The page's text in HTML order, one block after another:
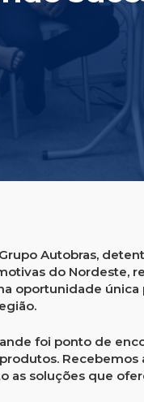
Grupo Autobras,
do Nordeste,
oportunidade
foi ponto de
as soluções que